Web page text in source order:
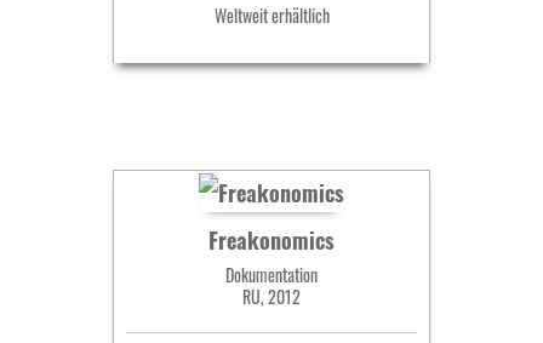
Weltweit erhältlich
Freakonomics
Dokumentation
RU, 2012